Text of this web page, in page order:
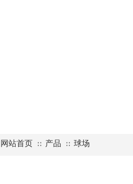
网站首页 ∷ 产品 ∷ 球场